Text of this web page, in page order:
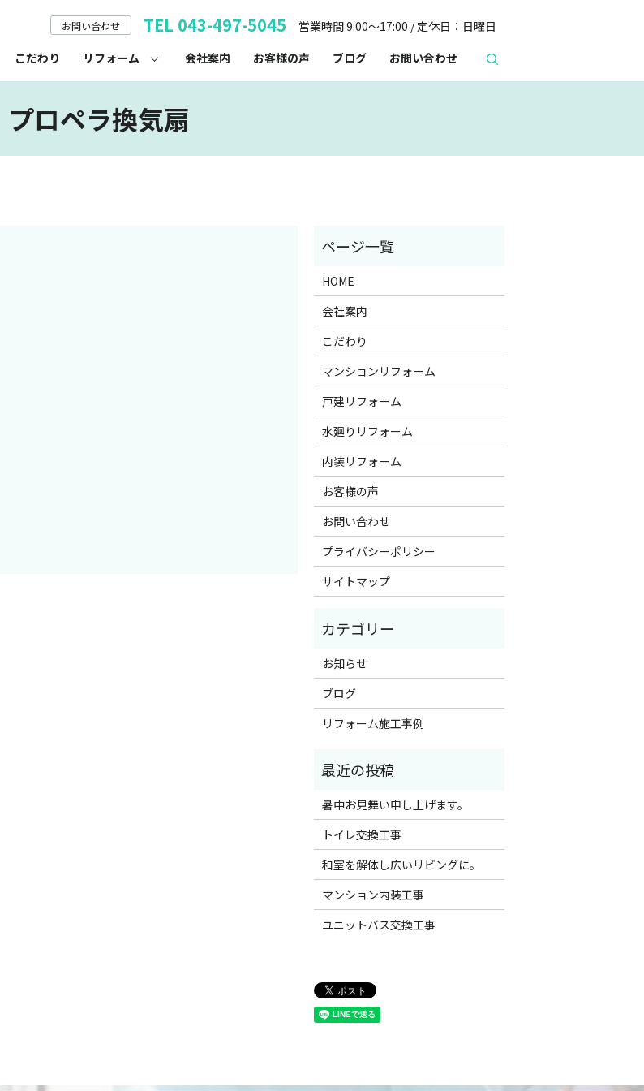
お問い合わせ TEL 043-497-5045
営業時間 9:00～17:00 / 定休日：日曜日
こだわり リフォーム 会社案内 お客様の声 ブログ お問い合わせ
プロペラ換気扇
HOME
会社案内
こだわり
マンションリフォーム
戸建リフォーム
水廻りリフォーム
内装リフォーム
お客様の声
お問い合わせ
プライバシーポリシー
サイトマップ
お知らせ
ブログ
リフォーム施工事例
暑中お見舞い申し上げます。
トイレ交換工事
和室を解体し広いリビングに。
マンション内装工事
ユニットバス交換工事